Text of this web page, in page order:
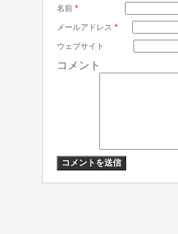
名前 *
メールアドレス *
ウェブサイト
コメント